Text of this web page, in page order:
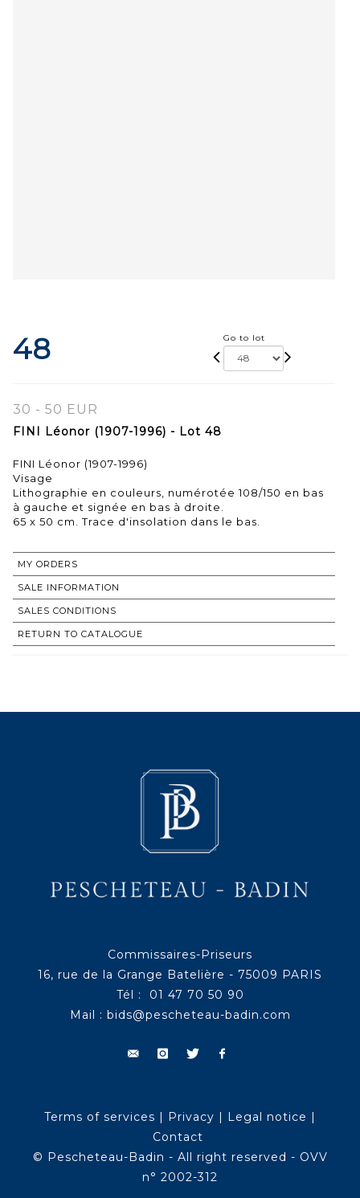
48 Go to lot
30 - 50 EUR
FINI Léonor (1907-1996) - Lot 48
FINI Léonor (1907-1996)
Visage
Lithographie en couleurs, numérotée 108/150 en bas
à gauche et signée en bas à droite.
65 x 50 cm. Trace d'insolation dans le bas.
MY ORDERS
SALE INFORMATION
SALES CONDITIONS
RETURN TO CATALOGUE
Commissaires-Priseurs
16, rue de la Grange Batelière - 75009 PARIS
Tél : 01 47 70 50 90
Mail : bids@pescheteau-badin.com
Terms of services | Privacy | Legal notice |
Contact
© Pescheteau-Badin - All right reserved - OVV
n° 2002-312